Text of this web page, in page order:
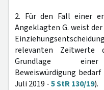
2. Für den Fall einer
Angeklagten G. weist
relevanten Zeitwerte
Grundlage einer
Beweiswürdigung
Juli 2019 -5 StR 130/19).